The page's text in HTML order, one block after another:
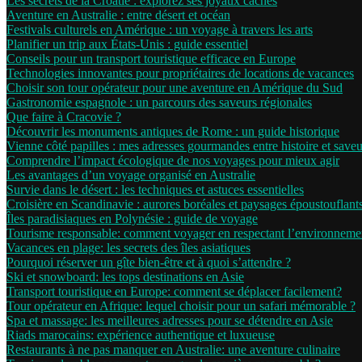
Aventure en Australie : entre désert et océan
Festivals culturels en Amérique : un voyage à travers les arts
Planifier un trip aux États-Unis : guide essentiel
Conseils pour un transport touristique efficace en Europe
Technologies innovantes pour propriétaires de locations de vacances
Choisir son tour opérateur pour une aventure en Amérique du Sud
Gastronomie espagnole : un parcours des saveurs régionales
Que faire à Cracovie ?
Découvrir les monuments antiques de Rome : un guide historique
Vienne côté papilles : mes adresses gourmandes entre histoire et
Comprendre l’impact écologique de nos voyages pour mieux agir
Les avantages d’un voyage organisé en Australie
Survie dans le désert : les techniques et astuces essentielles
Croisière en Scandinavie : aurores boréales et paysages
Îles paradisiaques en Polynésie : guide de voyage
Tourisme responsable: comment voyager en respectant
Vacances en plage: les secrets des îles asiatiques
Pourquoi réserver un gîte bien-être et à quoi s’attendre ?
Ski et snowboard: les tops destinations en Asie
Transport touristique en Europe: comment se déplacer facilement?
Tour opérateur en Afrique: lequel choisir pour un safari mémorable ?
Spa et massage: les meilleures adresses pour se détendre en Asie
Riads marocains: expérience authentique et luxueuse
Restaurants à ne pas manquer en Australie: une aventure culinaire